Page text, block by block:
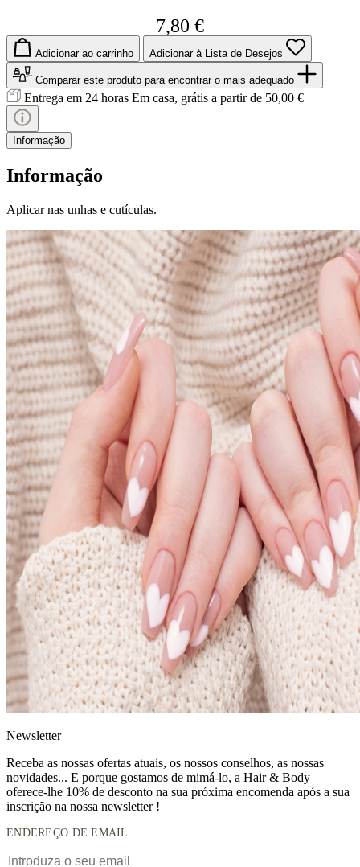
7,80 €
Adicionar ao carrinho Adicionar à Lista de Desejos
Comparar este produto para encontrar o mais adequado
Entrega em 24 horas Em casa, grátis a partir de 50,00 €
Informação
Informação
Aplicar nas unhas e cutículas.
Newsletter
Receba as nossas ofertas atuais, os nossos conselhos, as nossas
novidades... E porque gostamos de mimá-lo, a Hair & Body
oferece-lhe 10% de desconto na sua próxima encomenda após a sua
inscrição na nossa newsletter !
ENDEREÇO DE EMAIL